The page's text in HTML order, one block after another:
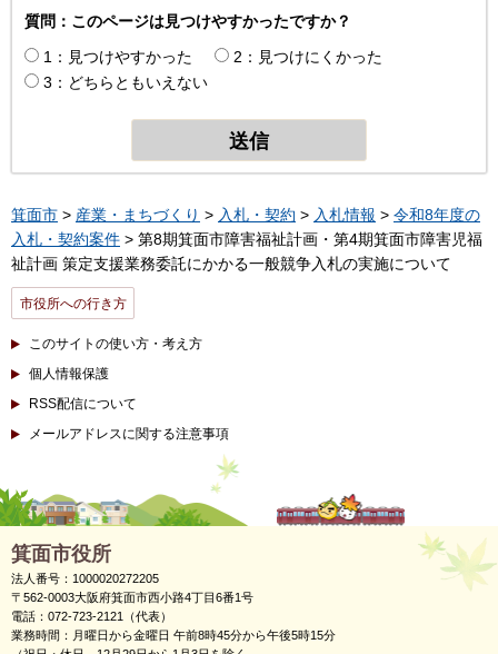
質問：このページは見つけやすかったですか？
1：見つけやすかった
2：見つけにくかった
3：どちらともいえない
箕面市 > 産業・まちづくり > 入札・契約 > 入札情報 > 令和8年度の
入札・契約案件 > 第8期箕面市障害福祉計画・第4期箕面市障害児福
祉計画 策定支援業務委託にかかる一般競争入札の実施について
市役所への行き方
このサイトの使い方・考え方
個人情報保護
RSS配信について
メールアドレスに関する注意事項
箕面市役所
法人番号：1000020272205
〒562-0003大阪府箕面市西小路4丁目6番1号
電話：072-723-2121（代表）
業務時間：月曜日から金曜日 午前8時45分から午後5時15分